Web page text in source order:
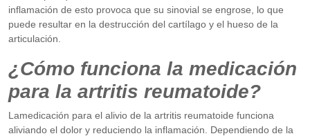
inflamación de esto provoca que su sinovial se engrose, lo que
puede resultar en la destrucción del cartílago y el hueso de la
articulación.
¿Cómo funciona la medicación
para la artritis reumatoide?
Lamedicación para el alivio de la artritis reumatoide funciona
aliviando el dolor y reduciendo la inflamación. Dependiendo de la